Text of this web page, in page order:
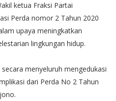
ketua Fraksi Partai
Perda nomor 2 Tahun 2020
upaya meningkatkan
lingkungan hidup.
menyeluruh mengedukasi
dari Perda No 2 Tahun